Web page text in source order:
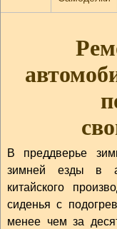
В преддверье
зимней езды в
китайского
сиденья с
менее чем за